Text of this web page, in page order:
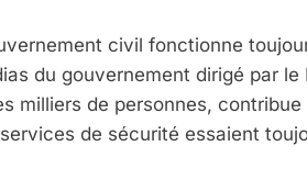
civil fonctionne
du gouvernement dirigé par le
milliers de personnes,
de sécurité essaient